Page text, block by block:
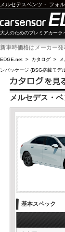
メルセデスベンツ ・ フォ
大人のためのプレミアカー
新車時価格はメーカー
EDGE.net > カタログ >
ンパッケージ (BSG搭載モデ
メルセデス・
基本スペック